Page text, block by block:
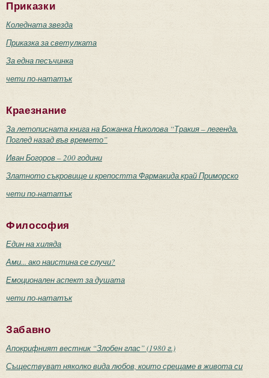
Приказки
Коледната звезда
Приказка за светулката
За една песъчинка
чети по-нататък
Краезнание
За летописната книга на Божанка Николова “Тракия – легенда.
Поглед назад във времето”
Иван Богоров – 200 години
Златното съкровище и крепостта Фармакида край Приморско
чети по-нататък
Философия
Един на хиляда
Ами... ако наистина се случи?
Емоционален аспект за душата
чети по-нататък
Забавно
Апокрифният вестник “Злобен глас” (1980 г.)
Съществуват няколко вида любов, които срещаме в живота си